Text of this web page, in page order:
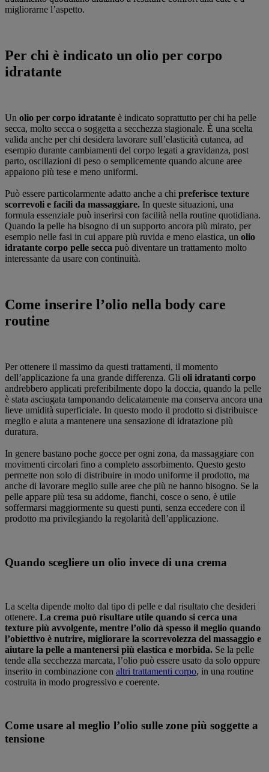
migliorarne l’aspetto.
Per chi è indicato un olio per corpo
idratante
Un olio per corpo idratante è indicato soprattutto per chi ha pelle
secca, molto secca o soggetta a secchezza stagionale. È una scelta
valida anche per chi desidera lavorare sull’elasticità cutanea, ad
esempio durante cambiamenti del corpo legati a gravidanza, post
parto, oscillazioni di peso o semplicemente quando alcune aree
appaiono più tese e meno uniformi.
Può essere particolarmente adatto anche a chi preferisce texture
scorrevoli e facili da massaggiare. In queste situazioni, una
formula essenziale può inserirsi con facilità nella routine quotidiana.
Quando la pelle ha bisogno di un supporto ancora più mirato, per
esempio nelle fasi in cui appare più ruvida e meno elastica, un olio
idratante corpo pelle secca può diventare un trattamento molto
interessante da usare con continuità.
Come inserire l’olio nella body care
routine
Per ottenere il massimo da questi trattamenti, il momento
dell’applicazione fa una grande differenza. Gli oli idratanti corpo
andrebbero applicati preferibilmente dopo la doccia, quando la pelle
è stata asciugata tamponando delicatamente ma conserva ancora una
lieve umidità superficiale. In questo modo il prodotto si distribuisce
meglio e aiuta a mantenere una sensazione di idratazione più
duratura.
In genere bastano poche gocce per ogni zona, da massaggiare con
movimenti circolari fino a completo assorbimento. Questo gesto
permette non solo di distribuire in modo uniforme il prodotto, ma
anche di lavorare meglio sulle aree che più ne hanno bisogno. Se la
pelle appare più tesa su addome, fianchi, cosce o seno, è utile
soffermarsi maggiormente su questi punti, senza eccedere con il
prodotto ma privilegiando la regolarità dell’applicazione.
Quando scegliere un olio invece di una crema
La scelta dipende molto dal tipo di pelle e dal risultato che desideri
ottenere. La crema può risultare utile quando si cerca una
texture più avvolgente, mentre l’olio dà spesso il meglio quando
l’obiettivo è nutrire, migliorare la scorrevolezza del massaggio e
aiutare la pelle a mantenersi più elastica e morbida. Se la pelle
tende alla secchezza marcata, l’olio può essere usato da solo oppure
inserito in combinazione con altri trattamenti corpo, in una routine
costruita in modo progressivo e coerente.
Come usare al meglio l’olio sulle zone più soggette a
tensione